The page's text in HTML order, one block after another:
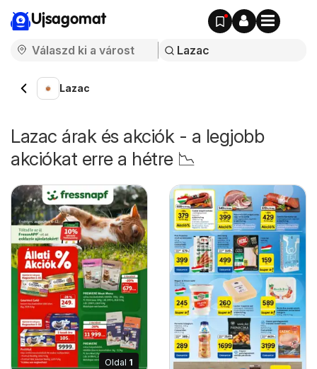
Ujsagomat
Lazac
Lazac árak és akciók - a legjobb
akciókat erre a hétre 📉
Oldal 1